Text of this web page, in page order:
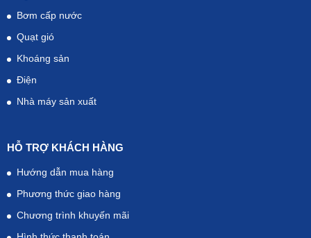
Liên hệ chúng tôi để có thêm tư vấn:
513913s.html
Bơm cấp nước
Quạt gió
Khoáng sản
Điện
Nhà máy sản xuất
HỖ TRỢ KHÁCH HÀNG
Hướng dẫn mua hàng
Phương thức giao hàng
Chương trình khuyến mãi